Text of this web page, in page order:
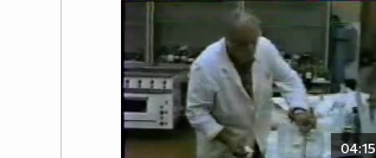
04:15